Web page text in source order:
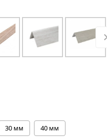
30 мм 40 мм